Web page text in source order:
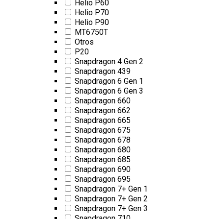
Helio P60
Helio P70
Helio P90
MT6750T
Otros
P20
Snapdragon 4 Gen 2
Snapdragon 439
Snapdragon 6 Gen 1
Snapdragon 6 Gen 3
Snapdragon 660
Snapdragon 662
Snapdragon 665
Snapdragon 675
Snapdragon 678
Snapdragon 680
Snapdragon 685
Snapdragon 690
Snapdragon 695
Snapdragon 7+ Gen 1
Snapdragon 7+ Gen 2
Snapdragon 7+ Gen 3